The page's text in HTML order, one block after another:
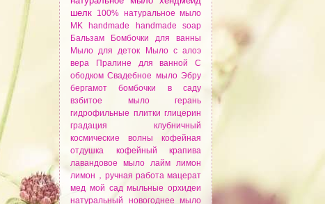
шелк
100% натуральное мыло
MK
handmade
handmade soap
Бальзам
Бомбочки для ванны
Мыло для деток
Мыло с алоэ
вера
Пралине для ванной С
ободкомСвадебное мылоЭбру
бергамотбомбочки в саду
взбитое мыло герань
гидрофильные плитки глицерин
градация клубничный
космические волны кофейная
отдушка кофейный крапива
лавандовое мыло лайм лимон
лимон，ручная работа мацерат
мед мой садмыльные орхидеи
натуральный новогоднее мыло